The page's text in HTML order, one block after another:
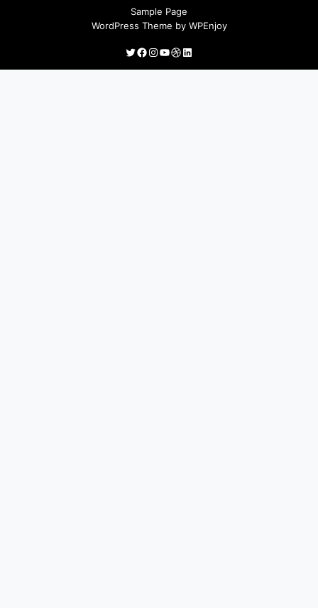
Sample Page
WordPress Theme by WPEnjoy
Twitter
Facebook
Instagram
YouTube
Dribbble
LinkedIn